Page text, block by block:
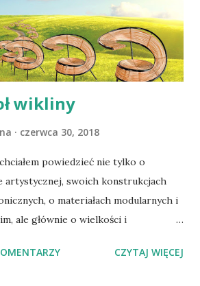
głowie, to Centrum Pompidou.
współczesnej ma wszystkie
na zewnątrz podobnie jak w tym
domu miejskiego na elewacji
wikliny
czerwca 30, 2018
powiedzieć nie tylko o
artystycznej, swoich konstrukcjach
o materiałach modularnych i
ale głównie o wielkości i
w życiu człowieka – rozwijaniu sfery
CZYTAJ WIĘCEJ